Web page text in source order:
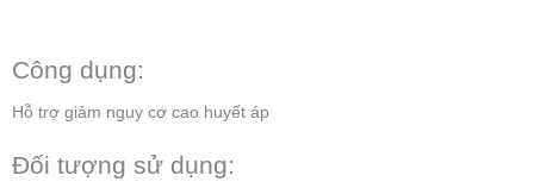
Công dụng:
Hỗ trợ giảm nguy cơ cao huyết áp
Đối tượng sử dụng: